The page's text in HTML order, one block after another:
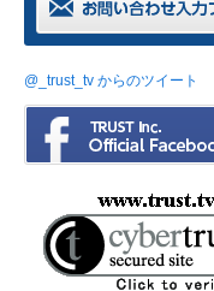
@_trust_tv からのツイート